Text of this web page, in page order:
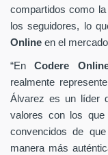
compartidos como
los seguidores, lo
Online en el
“EnCodere
realmente
Álvarez es un líder
valores con los que
convencidos de
manera más